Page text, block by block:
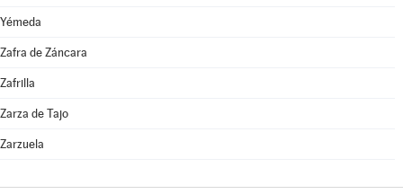
Yémeda
Zafra de Záncara
Zafrilla
Zarza de Tajo
Zarzuela